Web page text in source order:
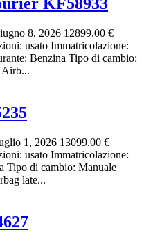
8, 2026 12899.00 €
usato Immatricolazione:
Benzina Tipo di cambio:
Airb...
1, 2026 13099.00 €
usato Immatricolazione:
Tipo di cambio: Manuale
late...